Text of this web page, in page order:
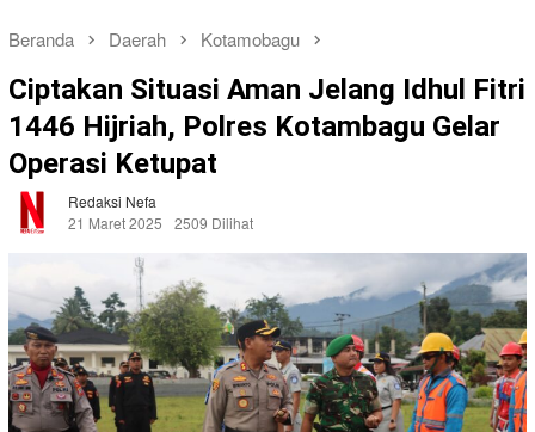
Beranda Daerah Kotamobagu
Ciptakan Situasi Aman Jelang Idhul Fitri
1446 Hijriah, Polres Kotambagu Gelar
Operasi Ketupat
Redaksi Nefa
21 Maret 2025
2509 Dilihat